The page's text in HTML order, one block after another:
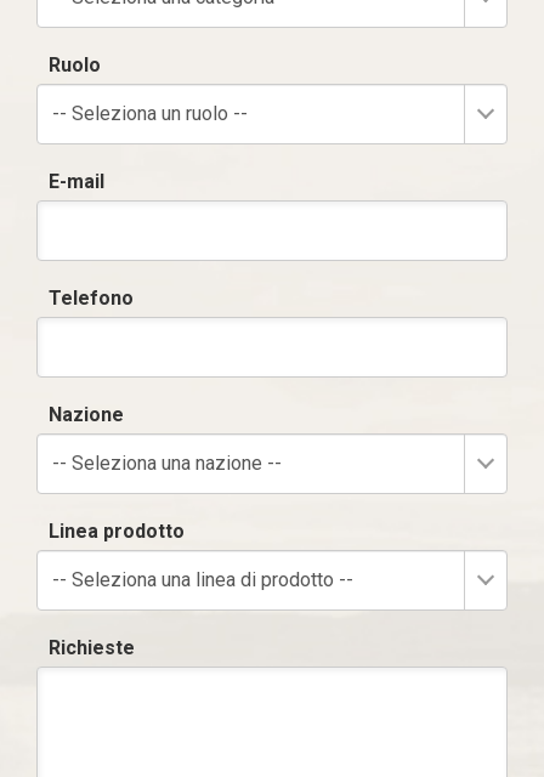
Ruolo
-- Seleziona un ruolo --
E-mail
Telefono
Nazione
-- Seleziona una nazione --
Linea prodotto
-- Seleziona una linea di prodotto --
Richieste